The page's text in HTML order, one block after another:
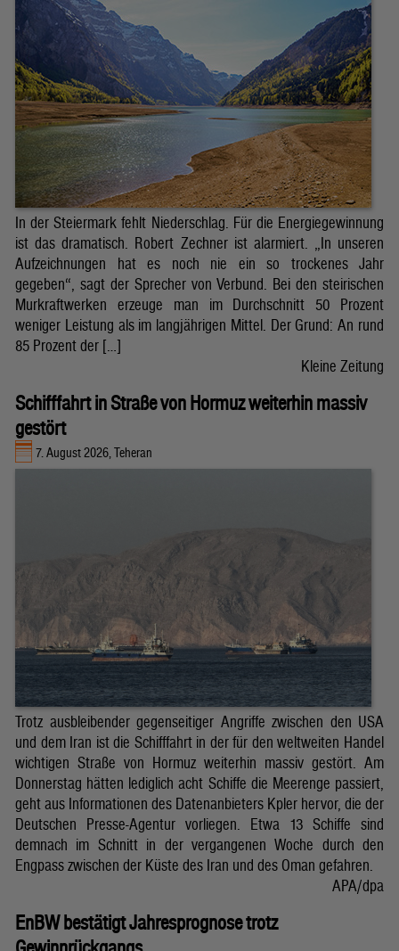
In der Steiermark fehlt Niederschlag. Für die Energiegewinnung
ist das dramatisch. Robert Zechner ist alarmiert. „In unseren
Aufzeichnungen hat es noch nie ein so trockenes Jahr
gegeben“, sagt der Sprecher von Verbund. Bei den steirischen
Murkraftwerken erzeuge man im Durchschnitt 50 Prozent
weniger Leistung als im langjährigen Mittel. Der Grund: An rund
85 Prozent der […]
Kleine Zeitung
Schifffahrt in Straße von Hormuz weiterhin massiv
gestört
7. August 2026, Teheran
Trotz ausbleibender gegenseitiger Angriffe zwischen den USA
und dem Iran ist die Schifffahrt in der für den weltweiten Handel
wichtigen Straße von Hormuz weiterhin massiv gestört. Am
Donnerstag hätten lediglich acht Schiffe die Meerenge passiert,
geht aus Informationen des Datenanbieters Kpler hervor, die der
Deutschen Presse-Agentur vorliegen. Etwa 13 Schiffe sind
demnach im Schnitt in der vergangenen Woche durch den
Engpass zwischen der Küste des Iran und des Oman gefahren.
APA/dpa
EnBW bestätigt Jahresprognose trotz